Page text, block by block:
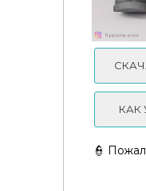
КАК
👮